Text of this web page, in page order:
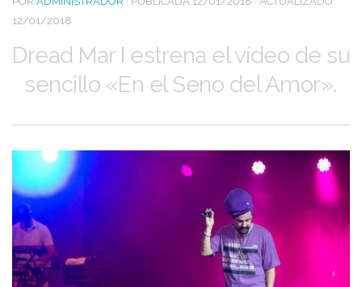
12/01/2018
Dread Mar I estrena el vídeo de su
sencillo «En el Seno del Amor».